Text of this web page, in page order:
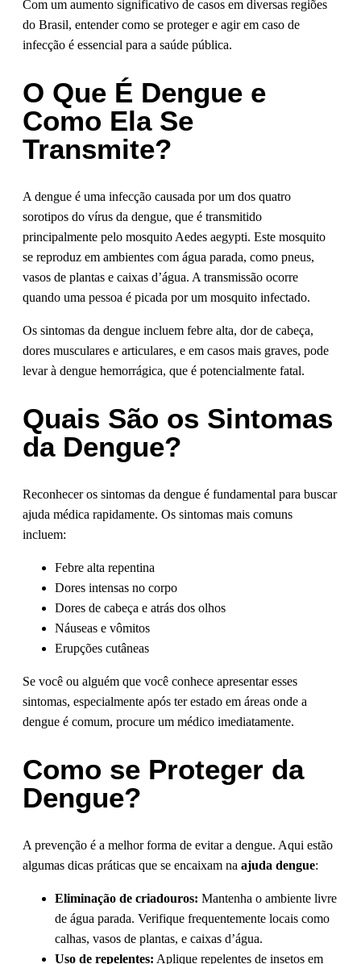
Com um aumento significativo de casos em diversas regiões
do Brasil, entender como se proteger e agir em caso de
infecção é essencial para a saúde pública.
O Que É Dengue e
Como Ela Se
Transmite?
A dengue é uma infecção causada por um dos quatro
sorotipos do vírus da dengue, que é transmitido
principalmente pelo mosquito Aedes aegypti. Este mosquito
se reproduz em ambientes com água parada, como pneus,
vasos de plantas e caixas d’água. A transmissão ocorre
quando uma pessoa é picada por um mosquito infectado.
Os sintomas da dengue incluem febre alta, dor de cabeça,
dores musculares e articulares, e em casos mais graves, pode
levar à dengue hemorrágica, que é potencialmente fatal.
Quais São os Sintomas
da Dengue?
Reconhecer os sintomas da dengue é fundamental para buscar
ajuda médica rapidamente. Os sintomas mais comuns
incluem:
Febre alta repentina
Dores intensas no corpo
Dores de cabeça e atrás dos olhos
Náuseas e vômitos
Erupções cutâneas
Se você ou alguém que você conhece apresentar esses
sintomas, especialmente após ter estado em áreas onde a
dengue é comum, procure um médico imediatamente.
Como se Proteger da
Dengue?
A prevenção é a melhor forma de evitar a dengue. Aqui estão
algumas dicas práticas que se encaixam na ajuda dengue:
Eliminação de criadouros: Mantenha o ambiente livre
de água parada. Verifique frequentemente locais como
calhas, vasos de plantas, e caixas d’água.
Uso de repelentes: Aplique repelentes de insetos em